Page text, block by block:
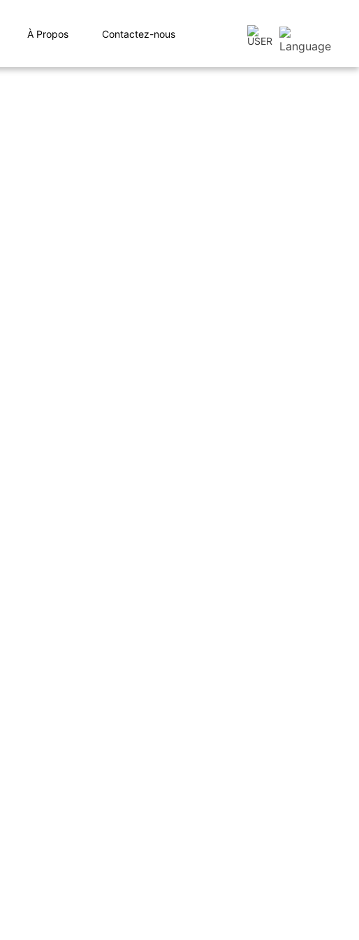
À Propos Contactez-nous